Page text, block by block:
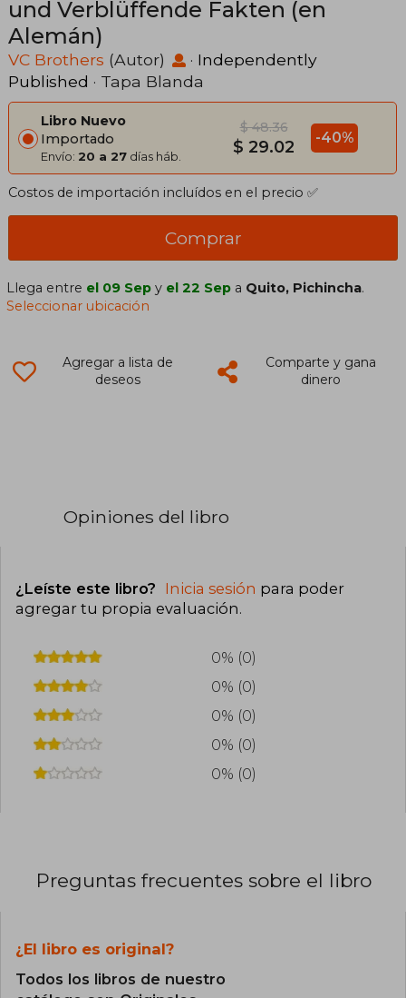
und Verblüffende Fakten (en
Alemán)
VC Brothers (Autor) · Independently
Published · Tapa Blanda
Libro Nuevo
Importado
Envío: 20 a 27 días háb.
$ 48.36
$ 29.02 -40%
Costos de importación incluídos en el precio ✅
Comprar
Llega entre el 09 Sep y el 22 Sep a Quito, Pichincha.
Seleccionar ubicación
Agregar a lista de
deseos
Comparte y gana
dinero
Opiniones del libro
¿Leíste este libro? Inicia sesión para poder
agregar tu propia evaluación.
0% (0)
0% (0)
0% (0)
0% (0)
0% (0)
Preguntas frecuentes sobre el libro
¿El libro es original?
Todos los libros de nuestro